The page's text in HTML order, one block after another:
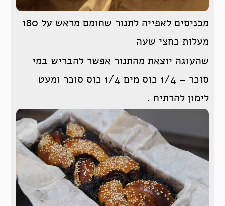
מכניסים לאפייה לתנור שחומם מראש על 180
מעלות כחצי שעה
שהעוגה יוצאת מהתנור אפשר להבריש במי
סוכר – 1/4 כוס מים 1/4 כוס סוכר ומעט
לימון להרתיח .